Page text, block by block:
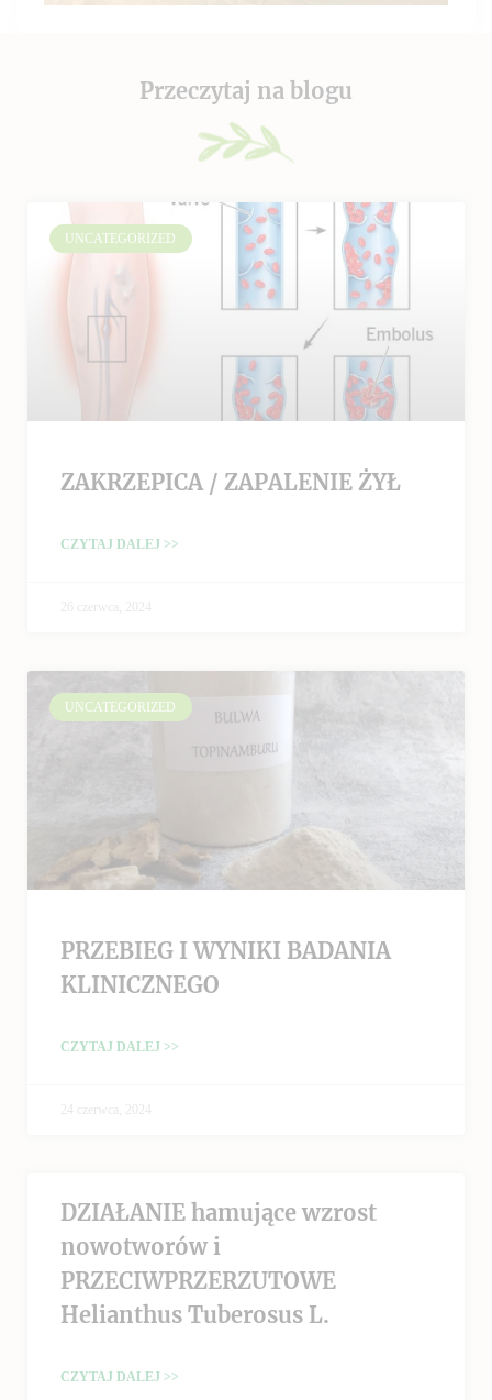
Przeczytaj na blogu
UNCATEGORIZED
ZAKRZEPICA / ZAPALENIE ŻYŁ
CZYTAJ DALEJ >>
26 czerwca, 2024
UNCATEGORIZED
PRZEBIEG I WYNIKI BADANIA
KLINICZNEGO
CZYTAJ DALEJ >>
24 czerwca, 2024
DZIAŁANIE hamujące wzrost
nowotworów i
PRZECIWPRZERZUTOWE
Helianthus Tuberosus L.
CZYTAJ DALEJ >>